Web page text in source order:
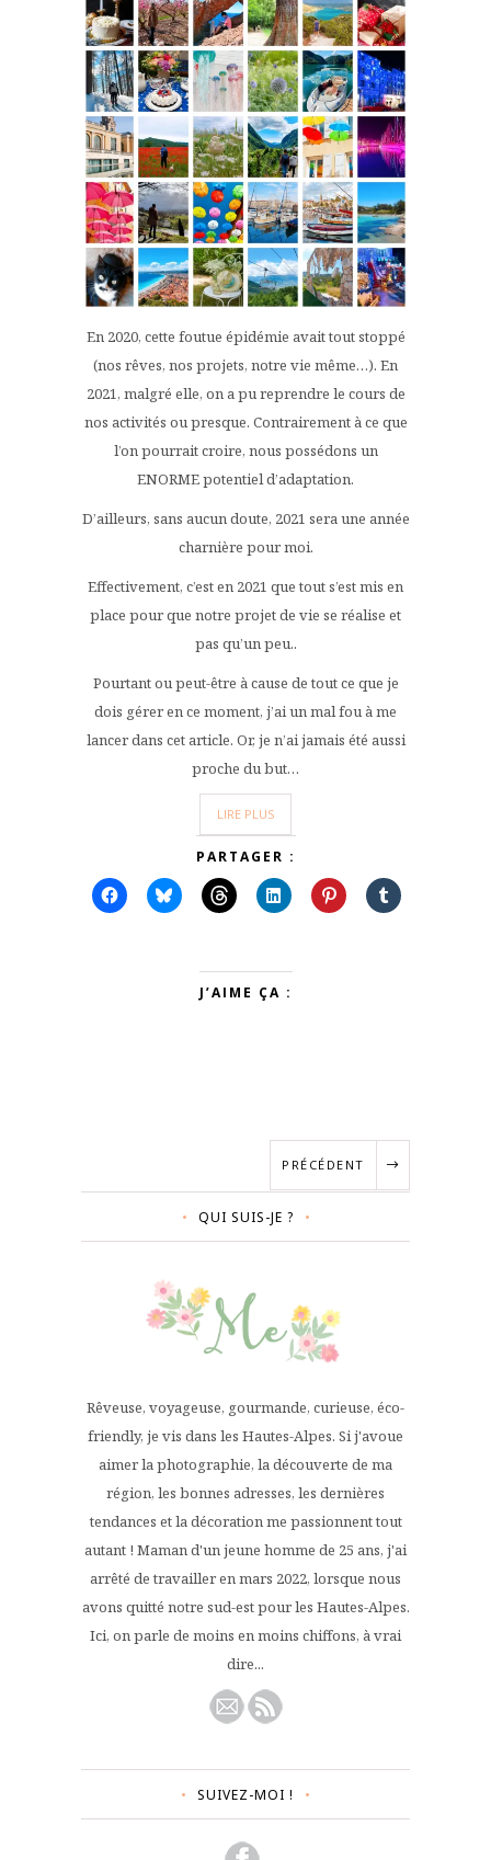
En 2020, cette foutue épidémie avait tout stoppé
(nos rêves, nos projets, notre vie même…). En
2021, malgré elle, on a pu reprendre le cours de
nos activités ou presque. Contrairement à ce que
l’on pourrait croire, nous possédons un
ENORME potentiel d’adaptation.
D’ailleurs, sans aucun doute, 2021 sera une année
charnière pour moi.
Effectivement, c’est en 2021 que tout s’est mis en
place pour que notre projet de vie se réalise et
pas qu’un peu..
Pourtant ou peut-être à cause de tout ce que je
dois gérer en ce moment, j’ai un mal fou à me
lancer dans cet article. Or, je n’ai jamais été aussi
proche du but…
LIRE PLUS
PARTAGER :
J’AIME ÇA :
PRÉCÉDENT
QUI SUIS-JE ?
Rêveuse, voyageuse, gourmande, curieuse, éco-
friendly, je vis dans les Hautes-Alpes. Si j'avoue
aimer la photographie, la découverte de ma
région, les bonnes adresses, les dernières
tendances et la décoration me passionnent tout
autant ! Maman d'un jeune homme de 25 ans, j'ai
arrêté de travailler en mars 2022, lorsque nous
avons quitté notre sud-est pour les Hautes-Alpes.
Ici, on parle de moins en moins chiffons, à vrai
dire...
SUIVEZ-MOI !